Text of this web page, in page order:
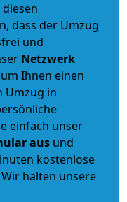
dass der Umzug
und
Netzwerk
Ihnen einen
Umzug in
einfach unser
aus und
kostenlose
halten unsere